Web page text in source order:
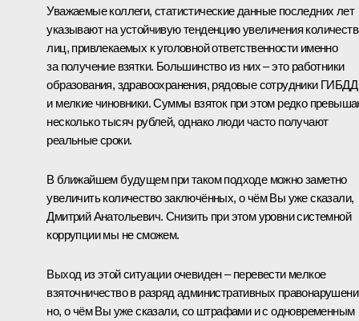
Уважаемые коллеги, статистические данные последних лет
указывают на устойчивую тенденцию увеличения
лиц, привлекаемых к уголовной ответственности именно
за получение взятки. Большинство из них – это работники
образования, здравоохранения, рядовые сотрудники ГИБДД
и мелкие чиновники. Суммы взяток при этом редко
несколько тысяч рублей, однако люди часто получают
реальные сроки.
В ближайшем будущем при таком подходе можно заметно
увеличить количество заключённых, о чём Вы уже сказали,
Дмитрий Анатольевич. Снизить при этом уровни системной
коррупции мы не сможем.
Выход из этой ситуации очевиден – перевести мелкое
взяточничество в разряд административных
но, о чём Вы уже сказали, со штрафами и с одновременным